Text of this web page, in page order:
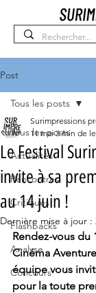
Post
Tous les posts
Actualités
Rencontres
Critiques
Flashbacks
Analyse
Concours
Tous les posts
Le Festival
invite à sa
au 14 juin !
Surimpressions
11 mai 3 min de
Dernière mise à jour :
Rendez-vous du
Cinéma
équipe vous
pour la toute